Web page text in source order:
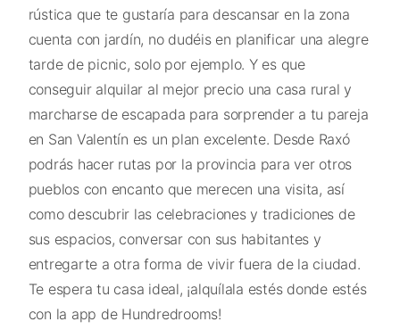
rústica que te gustaría para descansar en la zona
cuenta con jardín, no dudéis en planificar una alegre
tarde de picnic, solo por ejemplo. Y es que
conseguir alquilar al mejor precio una casa rural y
marcharse de escapada para sorprender a tu pareja
en San Valentín es un plan excelente. Desde Raxó
podrás hacer rutas por la provincia para ver otros
pueblos con encanto que merecen una visita, así
como descubrir las celebraciones y tradiciones de
sus espacios, conversar con sus habitantes y
entregarte a otra forma de vivir fuera de la ciudad.
Te espera tu casa ideal, ¡alquílala estés donde estés
con la app de Hundredrooms!